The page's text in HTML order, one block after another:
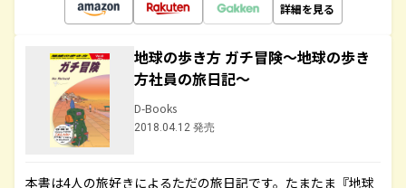
詳細を見る
地球の歩き方 ガチ冒険～地球の歩き
方社員の旅日記～
D-Books
2018.04.12 発売
本書は4人の旅好きによるただの旅日記です。たまたま『地球